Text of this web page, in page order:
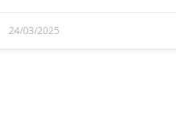
24/03/2025